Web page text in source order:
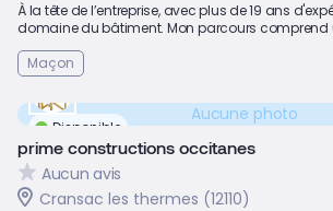
À la tête de l’entreprise, avec plus de 19 ans
domaine du bâtiment. Mon parcours comprend
Maçon
Disponible
Aucune photo
prime constructions occitanes
Aucun avis
Cransac les thermes (12110)